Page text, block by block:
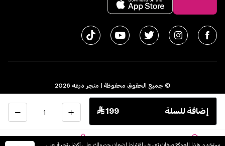
الكمية
إضافة للسلة  199
© جميع الحقوق محفوظة | متجر درعه 2026
سجل تجاري 1010611077 - الرقم الضريبي 300055804900003
اﻟﻤﻤﻠﻜﺔ اﻟﻌﺮﺑﻴﺔ اﻟﺴﻌﻮدﻳﺔ English